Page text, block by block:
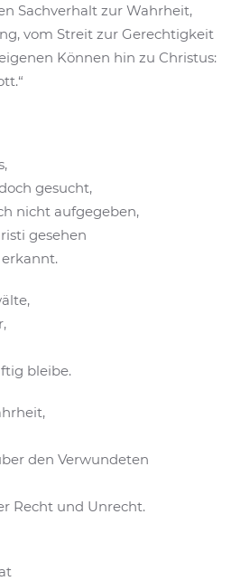
Sachverhalt zur Wahrheit,
vom Streit zur Gerechtigkeit
Können hin zu Christus:
gesucht,
nicht aufgegeben,
gesehen
bleibe.
den Verwundeten
Recht und Unrecht.